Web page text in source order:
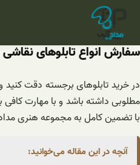
محتوا
سفارش انواع تابلوهای
در خرید تابلوهای برجسته دقت
مطلوبی داشته باشد و با مهارت
با تضمین کامل به مجموعه هنری
آنچه در این مقاله می‌خوانید: